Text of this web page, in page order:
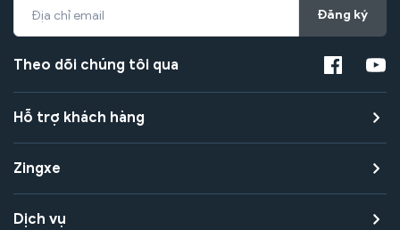
Đăng ký
Theo dõi chúng tôi qua
Hỗ trợ khách hàng
Zingxe
Dịch vụ